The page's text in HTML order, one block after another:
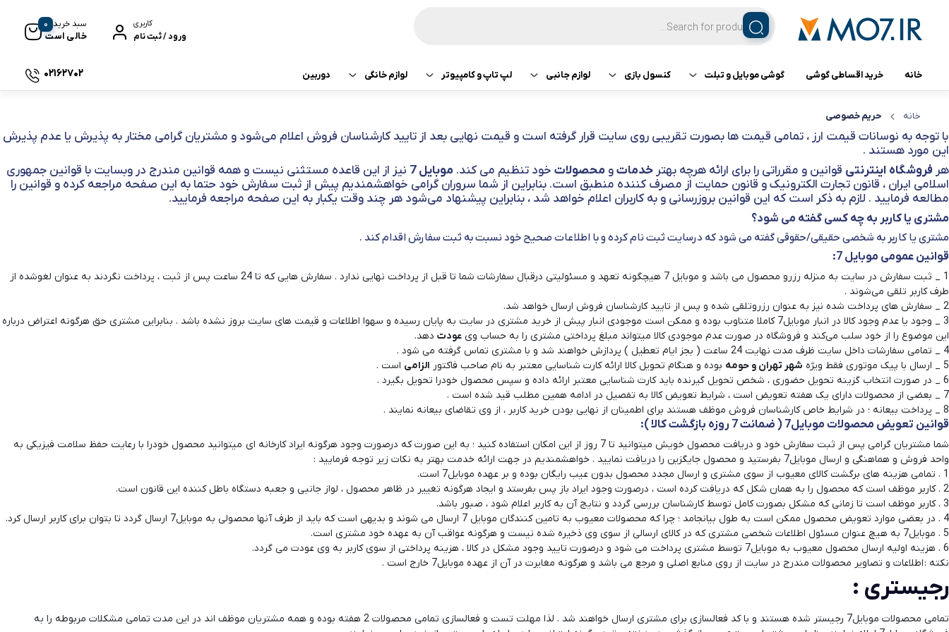
کاربری
ورود / ثبت نام
سبد خرید
خالی است
0
خانه خرید اقساطی گوشی گوشی موبایل و تبلت
تبلت لنوو گوشی سامسونگ
گوشی شیائومی
گوشی موتورولا
گوشی نوکیا
گوشی وان پلاس
گوشی اچ تی سی
گوشی ال جی
گوشی کاترپیلار
کنسول بازی لوازم جانبی
هندزفری سامسونگ
لپ تاپ و کامپیوتر
کامپیوتر
لوازم خانگی
ماشین لباسشویی
آرام پز
اجاق گاز
جاروبرقی
خردکن
دوربین 02162702
خانه حریم خصوصی
با توجه به نوسانات قیمت ارز ، تمامی قیمت ها بصورت تقریبی روی سایت قرار گرفته است و قیمت نهایی بعد از تایید کارشناسان فروش اعلام می‌شود و مشتریان گرامی مختار به پذیرش یا عدم پذیرش
این مورد هستند .
هر فروشگاه اینترنتی قوانین و مقرراتی را برای ارائه هرچه بهتر خدماتو محصولات خود تنظیم می کند. موبایل 7
نیز از این قاعده مستثنی نیست و همه قوانین مندرج در وبسایت با قوانین جمهوری
اسلامی ایران ، قانون تجارت الکترونیک و قانون حمایت از مصرف کننده منطبق است. بنابراین از شما سروران گرامی خواهشمندیم پیش از ثبت سفارش خود حتما به این صفحه مراجعه کرده و قوانین را
مطالعه فرمایید . لازم به ذکر است که این قوانین بروزرسانی و به کاربران اعلام خواهد شد ، بنابراین پیشنهاد می‌شود هر چند وقت یکبار به این صفحه مراجعه فرمایید.
مشتری یا کاربر به چه کسی گفته می شود؟
مشتری یا کاربر به شخصی حقیقی/حقوقی گفته می شود که درسایت ثبت نام کرده و با اطلاعات صحیح خود نسبت به ثبت سفارش اقدام کند .
قوانین عمومی موبایل 7
:
1 _ ثبت سفارش در سایت به منزله رزرو محصول می باشد و موبایل 7 هیچگونه تعهد و مسئولیتی درقبال سفارشات شما تا قبل از پرداخت نهایی ندارد . سفارش هایی که تا 24 ساعت پس از ثبت ، پرداخت نگردند به عنوان لغوشده از
طرف کاربر تلقی می‌شوند .
2 _ سفارش های پرداخت شده نیز به عنوان رزروتلقی شده و پس از تایید کارشناسان فروش ارسال خواهد شد.
3 _ وجود یا عدم وجود کالا در انبار موبایل7 کاملا متناوب بوده و ممکن است موجودی انبار پیش از خرید مشتری در سایت به پایان رسیده و سهوا اطلاعات و قیمت های سایت بروز نشده باشد . بنابراین مشتری حق هرگونه اعتراض درباره
این موضوع را از خود سلب می‌کند و فروشگاه در صورت عدم موجودی کالا میتواند مبلغ پرداختی مشتری را به حساب وی عودت دهد.
4 _ تمامی سفارشات داخل سایت ظرف مدت نهایت 24 ساعت ( بجز ایام تعطیل ) پردازش خواهند شد و با مشتری تماس گرفته می شود .
5 _ ارسال با پیک موتوری فقط ویژه
شهر تهران و حومه بوده و هنگام تحویل کالا ارائه کارت شناسایی معتبر به نام صاحب فاکتور الزامی است .
6 _ در صورت انتخاب گزینه تحویل حضوری ، شخص تحویل گیرنده باید کارت شناسایی معتبر ارائه داده و سپس محصول خودرا تحویل بگیرد .
7 _ بعضی از محصولات دارای یک هفته تعویض است ، شرایط تعویض کالا به تفصیل در ادامه همین مطلب قید شده است .
8 _ پرداخت بیعانه ؛ در شرایط خاص کارشناسان فروش موظف هستند برای اطمینان از نهایی بودن خرید کاربر ، از وی تقاضای بیعانه نمایند .
قوانین تعویض محصولات موبایل7 ( ضمانت 7 روزه بازگشت کالا ) :
شما مشتریان گرامی پس از ثبت سفارش خود و دریافت محصول خویش میتوانید تا 7 روز از این امکان استفاده کنید ؛ به این صورت که درصورت وجود هرگونه ایراد کارخانه ای میتوانید محصول خودرا با رعایت حفظ سلامت فیزیکی به
واحد فروش و هماهنگی و ارسال موبایل7 بفرستید و محصول جایگزین را دریافت نمایید . خواهشمندیم در جهت ارائه خدمت بهتر به نکات زیر توجه فرمایید :
1 . تمامی هزینه های برگشت کالای معیوب از سوی مشتری و ارسال مجدد محصول بدون عیب رایگان بوده و بر عهده موبایل7 است.
2 . کاربر موظف است که محصول را به همان شکل که دریافت کرده است ، درصورت وجود ایراد باز پس بفرستد و ایجاد هرگونه تغییر در ظاهر محصول ، لواز جانبی و جعبه دستگاه باطل کننده این قانون است.
3 . کاربر موظف است تا زمانی که مشکل بصورت کامل توسط کارشناسان بررسی گردد و نتایج آن به کاربر اعلام شود ، صبور باشد.
4 . در بعضی موارد تعویض محصول ممکن است به طول بیانجامد ؛ چرا که محصولات معیوب به تامین کنندگان موبایل 7 ارسال می شوند و بدیهی است که باید از طرف آنها محصولی به موبایل7 ارسال گردد تا بتوان برای کاربر ارسال کرد.
5 . موبایل7 به هیچ عنوان مسئول اطلاعات شخصی مشتری که در کالای ارسالی از سوی وی ذخیره شده نیست و هرگونه عواقب آن به عهده خود مشتری است.
6 . هزینه اولیه ارسال محصول معیوب به موبایل7 توسط مشتری پرداخت می شود و درصورت تایید وجود مشکل در کالا ، هزینه پرداختی از سوی کاربر به وی عودت می گردد.
نکته : اطلاعات و تصاویر محصولات مندرج در سایت از روی منابع اصلی و مرجع می باشد و هرگونه مغایرت در آن از عهده موبایل7 خارج است .
رجیستری :
تمامی محصولات موبایل7 رجیستر شده هستند و با کد فعالسازی برای مشتری ارسال خواهند شد . لذا مهلت تست و فعالسازی تمامی محصولات 2 هفته بوده و همه مشتریان موظف اند در این مدت تمامی مشکلات مربوطه را به